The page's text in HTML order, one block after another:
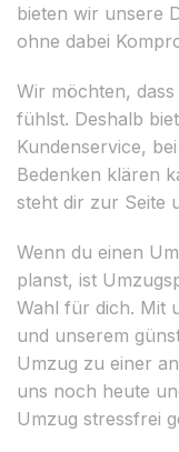
bieten wir unsere
ohne dabei
Wir möchten,
fühlst. Deshalb
Kundenservice,
Bedenken klären
steht dir zur Seite
Wenn du einen
planst, ist
Wahl für dich. Mit
und unserem
Umzug zu einer
uns noch heute
Umzug stressfrei